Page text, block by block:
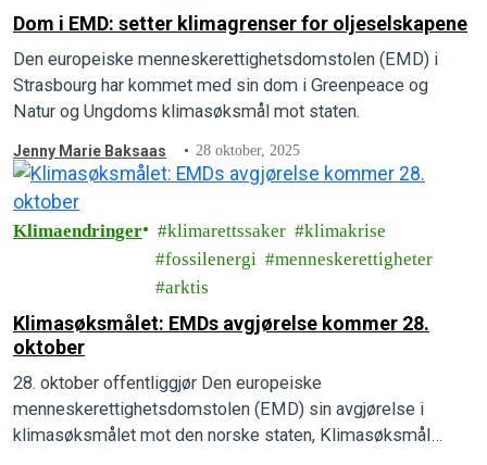
Dom i EMD: setter klimagrenser for oljeselskapene
Den europeiske menneskerettighetsdomstolen (EMD) i
Strasbourg har kommet med sin dom i Greenpeace og
Natur og Ungdoms klimasøksmål mot staten.
Jenny Marie Baksaas 28 oktober, 2025
Klimaendringer klimarettssaker
klimakrise
fossilenergi
menneskerettigheter
arktis
Klimasøksmålet: EMDs avgjørelse kommer 28.
oktober
28. oktober offentliggjør Den europeiske
menneskerettighetsdomstolen (EMD) sin avgjørelse i
klimasøksmålet mot den norske staten, Klimasøksmål